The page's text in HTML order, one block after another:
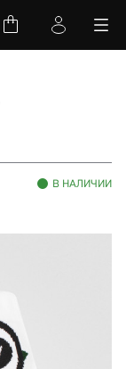
В НАЛИЧИИ